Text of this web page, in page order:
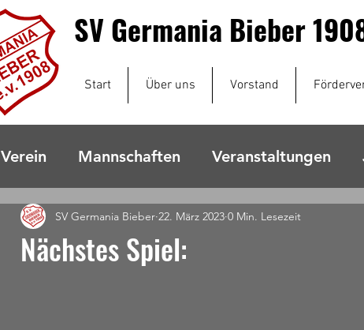
SV Germania Bieber
Start Über uns Vorstand
Verein Mannschaften Veranstaltungen
Nächstes Spiel:
SV Germania Bieber 22. März 2023 0 Min. Lesezeit